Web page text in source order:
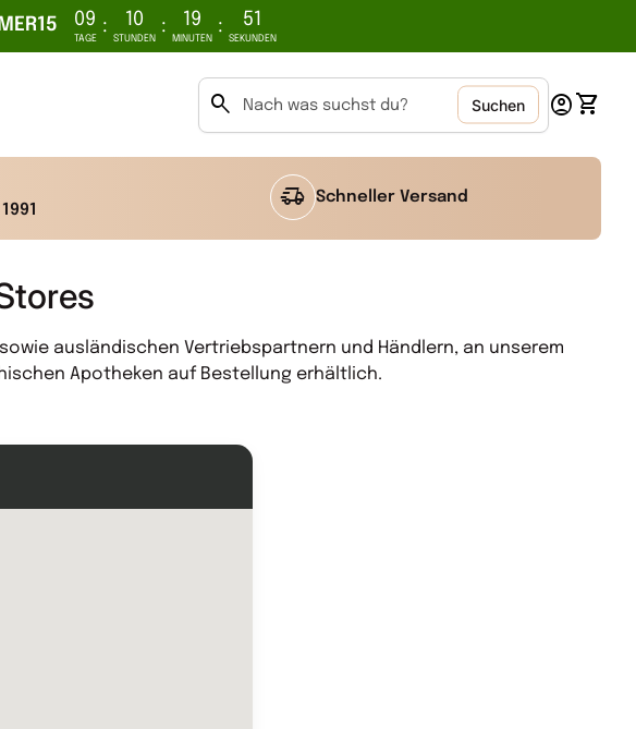
09
TAGE
: 10
STUNDEN
: 19
MINUTEN
: 50
SEKUNDEN
Suche"
search Suchen Konto
account_circleshopping_cart
delivery_truck_speed Schneller Versand
ausländischen Vertriebspartnern und Händlern, an unserem
Apotheken auf Bestellung erhältlich.